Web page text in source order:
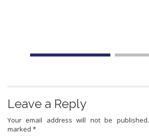
Leave a Reply
Your email address will not be published.
marked *